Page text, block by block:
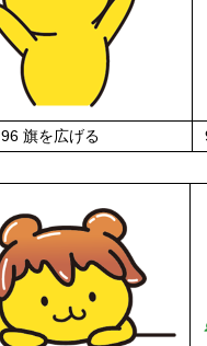
96 旗を広げる